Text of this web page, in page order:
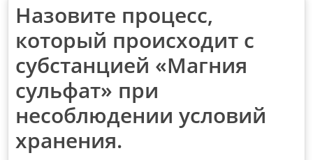
Назовите процесс,
который происходит с
субстанцией «Магния
сульфат» при
несоблюдении условий
хранения.